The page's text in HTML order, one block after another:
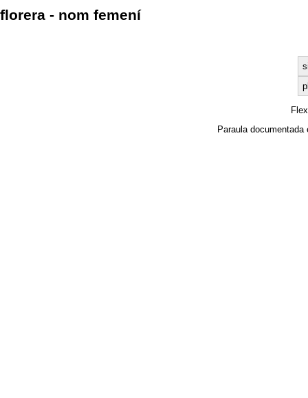
florera - nom femení
Paraula